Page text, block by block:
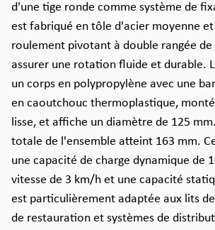
d'une tige ronde comme système de
est fabriqué en tôle d'acier moyenne
roulement pivotant à double rangée
assurer une rotation fluide et durable.
un corps en polypropylène avec une
en caoutchouc thermoplastique,
lisse, et affiche un diamètre de 125
totale de l'ensemble atteint 163 mm.
une capacité de charge dynamique de
vitesse de 3 km/h et une capacité
est particulièrement adaptée aux lits
de restauration et systèmes de